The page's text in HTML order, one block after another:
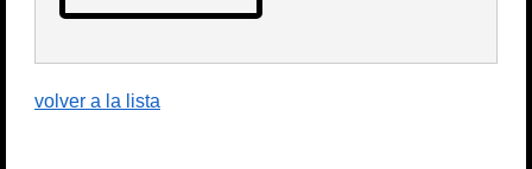
volver a la lista